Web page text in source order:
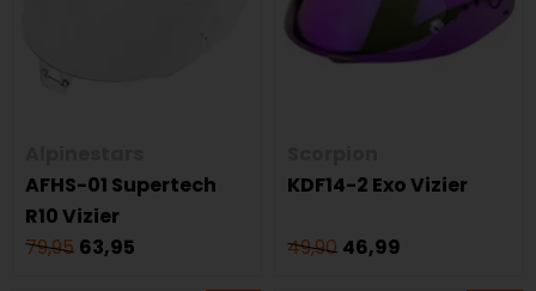
AFHS-01 Supertech
R10 Vizier
79,95 63,95
KDF14-2 Exo Vizier
49,90 46,99